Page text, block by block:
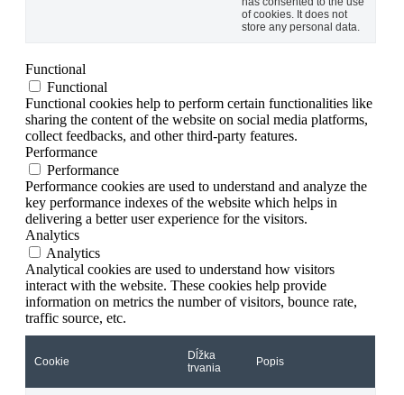
of cookies. It does not
store any personal data.
Functional
Functional
Functional cookies help to perform certain functionalities like
sharing the content of the website on social media platforms,
collect feedbacks, and other third-party features.
Performance
Performance
Performance cookies are used to understand and analyze the
key performance indexes of the website which helps in
delivering a better user experience for the visitors.
Analytics
Analytics
Analytical cookies are used to understand how visitors
interact with the website. These cookies help provide
information on metrics the number of visitors, bounce rate,
traffic source, etc.
Cookie
Dĺžka
trvania
Popis